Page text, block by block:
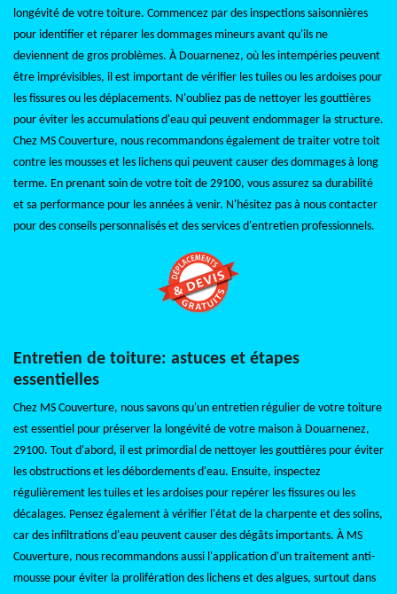
longévité de votre toiture. Commencez par des inspections saisonnières
pour identifier et réparer les dommages mineurs avant qu'ils ne
deviennent de gros problèmes. À Douarnenez, où les intempéries peuvent
être imprévisibles, il est important de vérifier les tuiles ou les ardoises pour
les fissures ou les déplacements. N'oubliez pas de nettoyer les gouttières
pour éviter les accumulations d'eau qui peuvent endommager la structure.
Chez MS Couverture, nous recommandons également de traiter votre toit
contre les mousses et les lichens qui peuvent causer des dommages à long
terme. En prenant soin de votre toit de 29100, vous assurez sa durabilité
et sa performance pour les années à venir. N'hésitez pas à nous contacter
pour des conseils personnalisés et des services d'entretien professionnels.
Entretien de toiture: astuces et étapes
essentielles
Chez MS Couverture, nous savons qu'un entretien régulier de votre toiture
est essentiel pour préserver la longévité de votre maison à Douarnenez,
29100. Tout d'abord, il est primordial de nettoyer les gouttières pour éviter
les obstructions et les débordements d'eau. Ensuite, inspectez
régulièrement les tuiles et les ardoises pour repérer les fissures ou les
décalages. Pensez également à vérifier l'état de la charpente et des solins,
car des infiltrations d'eau peuvent causer des dégâts importants. À MS
Couverture, nous recommandons aussi l'application d'un traitement anti-
mousse pour éviter la prolifération des lichens et des algues, surtout dans